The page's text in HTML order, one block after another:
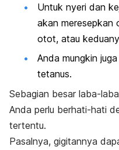
Untuk nyeri dan
akan meresepkan
otot, atau
Anda mungkin
tetanus.
Sebagian besar laba-
Anda perlu berhati-hati
tertentu.
Pasalnya, gigitannya